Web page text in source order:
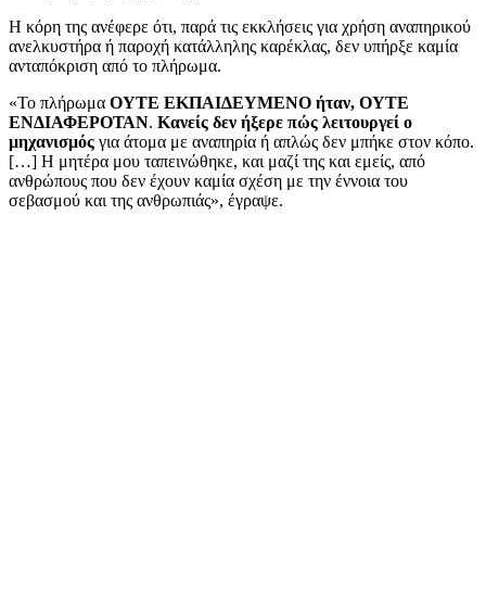
Η κόρη της ανέφερε ότι, παρά τις εκκλήσεις για χρήση αναπηρικού
ανελκυστήρα ή παροχή κατάλληλης καρέκλας, δεν υπήρξε καμία
ανταπόκριση από το πλήρωμα.
«Το πλήρωμα ΟΥΤΕ ΕΚΠΑΙΔΕΥΜΕΝΟ ήταν, ΟΥΤΕ
ΕΝΔΙΑΦΕΡΟΤΑΝ. Κανείς δεν ήξερε πώς λειτουργεί ο
μηχανισμός για άτομα με αναπηρία ή απλώς δεν μπήκε στον κόπο.
[…] Η μητέρα μου ταπεινώθηκε, και μαζί της και εμείς, από
ανθρώπους που δεν έχουν καμία σχέση με την έννοια του
σεβασμού και της ανθρωπιάς», έγραψε.